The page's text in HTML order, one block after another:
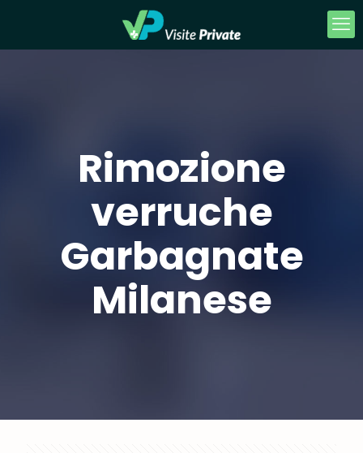
Rimozione
verruche
Garbagnate
Milanese